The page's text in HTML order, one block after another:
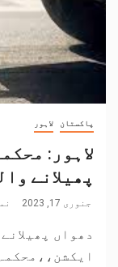
پاکستان لاہور
لاہور:
پھیلانے
جنوری 17, 2023
دھواں